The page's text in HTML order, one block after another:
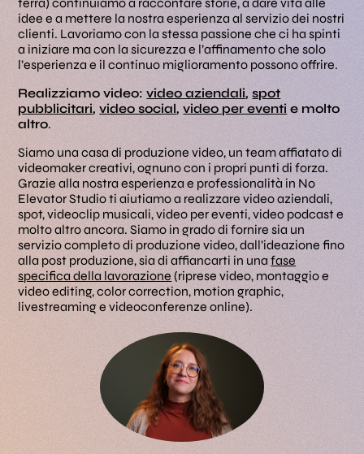
idee e a mettere la nostra esperienza al servizio dei nostri
clienti. Lavoriamo con la stessa passione che ci ha spinti
a iniziare ma con la sicurezza e l’affinamento che solo
l’esperienza e il continuo miglioramento possono offrire.
Realizziamo video:video aziendali,spot
pubblicitari,video social,video per eventi e molto
altro.
Siamo una casa di produzione video, un team affiatato di
videomaker creativi, ognuno con i propri punti di forza.
Grazie alla nostra esperienza e professionalità in No
Elevator Studio ti aiutiamo a realizzare video aziendali,
spot, videoclip musicali, video per eventi, video podcast e
molto altro ancora. Siamo in grado di fornire sia un
servizio completo di produzione video, dall’ideazione fino
alla post produzione, sia di affiancarti in unafase
specifica della lavorazione (riprese video, montaggio e
video editing, color correction, motion graphic,
livestreaming e videoconferenze online).